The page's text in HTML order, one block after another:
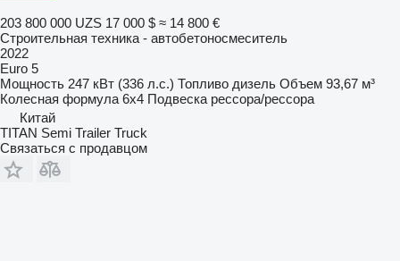
203 800 000 UZS 17 000 $ ≈ 14 800 €
Строительная техника - автобетоносмеситель
2022
Euro 5
Мощность 247 кВт (336 л.с.) Топливо дизель Объем 93,67 м³
Колесная формула 6x4 Подвеска рессора/рессора
Китай
TITAN Semi Trailer Truck
Связаться с продавцом